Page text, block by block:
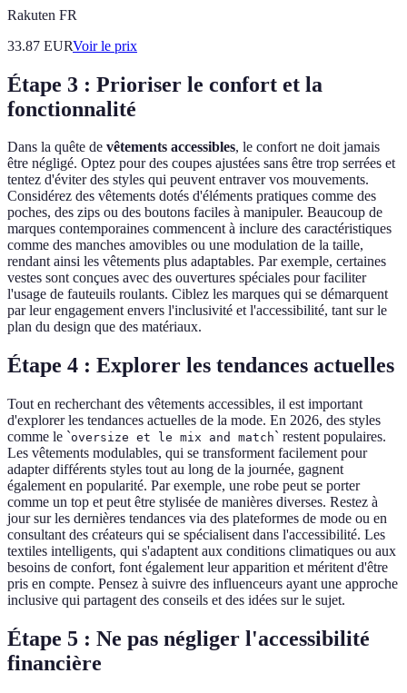
Rakuten FR
33.87 EURVoir le prix
Étape 3 : Prioriser le confort et la
fonctionnalité
Dans la quête de vêtements accessibles, le confort ne doit jamais
être négligé. Optez pour des coupes ajustées sans être trop serrées et
tentez d'éviter des styles qui peuvent entraver vos mouvements.
Considérez des vêtements dotés d'éléments pratiques comme des
poches, des zips ou des boutons faciles à manipuler. Beaucoup de
marques contemporaines commencent à inclure des caractéristiques
comme des manches amovibles ou une modulation de la taille,
rendant ainsi les vêtements plus adaptables. Par exemple, certaines
vestes sont conçues avec des ouvertures spéciales pour faciliter
l'usage de fauteuils roulants. Ciblez les marques qui se démarquent
par leur engagement envers l'inclusivité et l'accessibilité, tant sur le
plan du design que des matériaux.
Étape 4 : Explorer les tendances actuelles
Tout en recherchant des vêtements accessibles, il est important
d'explorer les tendances actuelles de la mode. En 2026, des styles
comme le `oversize et le mix and match` restent populaires.
Les vêtements modulables, qui se transforment facilement pour
adapter différents styles tout au long de la journée, gagnent
également en popularité. Par exemple, une robe peut se porter
comme un top et peut être stylisée de manières diverses. Restez à
jour sur les dernières tendances via des plateformes de mode ou en
consultant des créateurs qui se spécialisent dans l'accessibilité. Les
textiles intelligents, qui s'adaptent aux conditions climatiques ou aux
besoins de confort, font également leur apparition et méritent d'être
pris en compte. Pensez à suivre des influenceurs ayant une approche
inclusive qui partagent des conseils et des idées sur le sujet.
Étape 5 : Ne pas négliger l'accessibilité
financière